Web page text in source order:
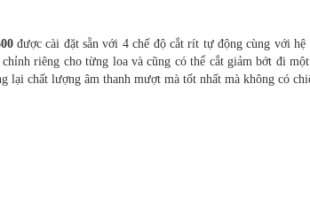
được cài đặt sẵn với 4 chế độ cắt rít tự động cùng với
riêng cho từng loa và cũng có thể cắt giảm bớt đi
lại chất lượng âm thanh mượt mà tốt nhất mà không có